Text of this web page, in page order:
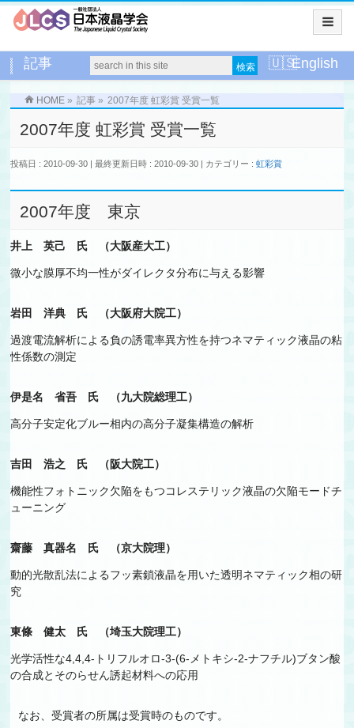
記事 English
HOME » 記事 » 2007年度 虹彩賞 受賞一覧
2007年度 虹彩賞 受賞一覧
投稿日 : 2010-09-30 最終更新日時 : 2010-09-30 カテゴリー :虹彩賞
2007年度 東京
井上 英己 氏 （大阪産大工）
微小な膜厚不均一性がダイレクタ分布に与える影響
岩田 洋典 氏 （大阪府大院工）
過渡電流解析による負の誘電率異方性を持つネマティック液晶の粘
性係数の測定
伊是名 省吾 氏 （九大院総理工）
高分子安定化ブルー相内の高分子凝集構造の解析
吉田 浩之 氏 （阪大院工）
機能性フォトニック欠陥をもつコレステリック液晶の欠陥モードチ
ューニング
齋藤 真器名 氏 （京大院理）
動的光散乱法によるフッ素鎖液晶を用いた透明ネマティック相の研
究
東條 健太 氏 （埼玉大院理工）
光学活性な4,4,4-トリフルオロ-3-(6-メトキシ-2-ナフチル)ブタン酸
の合成とそのらせん誘起材料への応用
なお、受賞者の所属は受賞時のものです。